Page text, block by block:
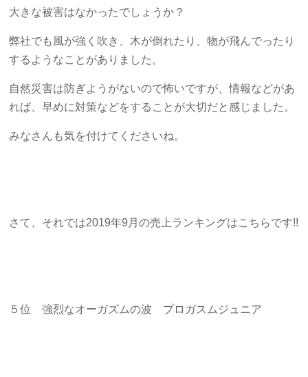
大きな被害はなかったでしょうか？
弊社でも風が強く吹き、木が倒れたり、物が飛んでったり
するようなことがありました。
自然災害は防ぎようがないので怖いですが、情報などがあ
れば、早めに対策などをすることが大切だと感じました。
みなさんも気を付けてくださいね。
さて、それでは2019年9月の売上ランキングはこちらです!!
５位 強烈なオーガズムの波 プロガスムジュニア